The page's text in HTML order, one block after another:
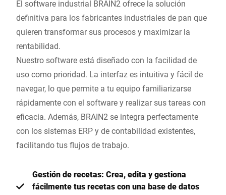
El software industrial BRAIN2 ofrece la solución
definitiva para los fabricantes industriales de pan que
quieren transformar sus procesos y maximizar la
rentabilidad.
Nuestro software está diseñado con la facilidad de
uso como prioridad. La interfaz es intuitiva y fácil de
navegar, lo que permite a tu equipo familiarizarse
rápidamente con el software y realizar sus tareas con
eficacia. Además, BRAIN2 se integra perfectamente
con los sistemas ERP y de contabilidad existentes,
facilitando tus flujos de trabajo.
Gestión de recetas: Crea, edita y gestiona
fácilmente tus recetas con una base de datos